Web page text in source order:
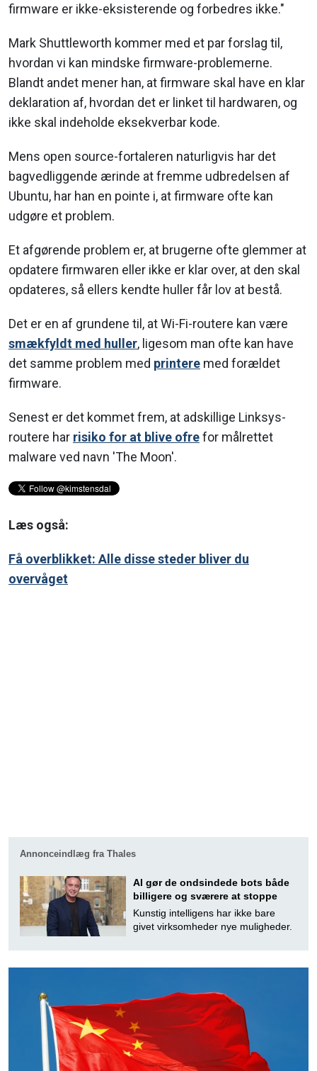
firmware er ikke-eksisterende og forbedres ikke."
Mark Shuttleworth kommer med et par forslag til,
hvordan vi kan mindske firmware-problemerne.
Blandt andet mener han, at firmware skal have en klar
deklaration af, hvordan det er linket til hardwaren, og
ikke skal indeholde eksekverbar kode.
Mens open source-fortaleren naturligvis har det
bagvedliggende ærinde at fremme udbredelsen af
Ubuntu, har han en pointe i, at firmware ofte kan
udgøre et problem.
Et afgørende problem er, at brugerne ofte glemmer at
opdatere firmwaren eller ikke er klar over, at den skal
opdateres, så ellers kendte huller får lov at bestå.
Det er en af grundene til, at Wi-Fi-routere kan være
smækfyldt med huller, ligesom man ofte kan have
det samme problem med printere med forældet
firmware.
Senest er det kommet frem, at adskillige Linksys-
routere har risiko for at blive ofrefor målrettet
malware ved navn 'The Moon'.
Læs også:
Få overblikket: Alle disse steder bliver du
overvåget
Annonceindlæg fra Thales
AI gør de ondsindede bots både
billigere og sværere at stoppe
Kunstig intelligens har ikke bare
givet virksomheder nye muligheder.